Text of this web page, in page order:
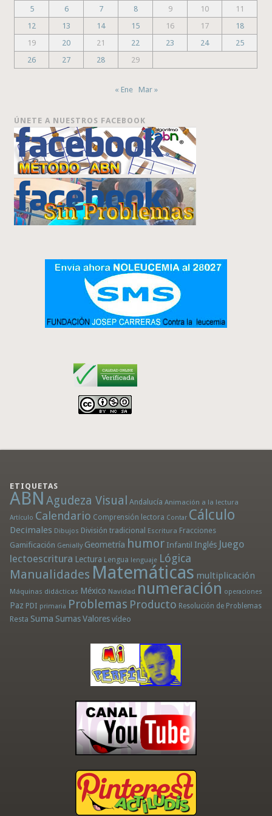
5
6 7 8 9 10
11
12
13 14 15 16 17
18
19
20 21 22 23 24
25
26
27 28 29
« Ene Mar »
ÚNETE A NUESTROS FACEBOOK
ETIQUETAS
ABN Agudeza Visual Andalucía Animación a la lectura
Artículo Calendario Comprensión lectora Contar Cálculo
Decimales Dibujos División tradicional Escritura Fracciones
Gamificación Genially Geometría humor Infantil Inglés Juego
lectoescritura Lectura Lengua lenguaje Lógica
Manualidades Matemáticas multiplicación
Máquinas didácticas México Navidad numeración operaciones
Paz PDI primaria Problemas Producto Resolución de Problemas
Resta Suma Sumas Valores vídeo